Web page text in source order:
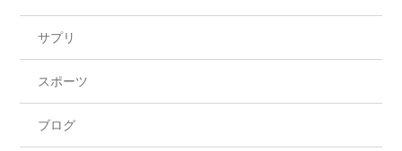
サプリ
スポーツ
ブログ